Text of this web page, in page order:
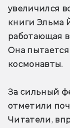
увеличился
книги Эльма
работающая
Она пытается
космонавты.
За сильный
отметили
Читатели,